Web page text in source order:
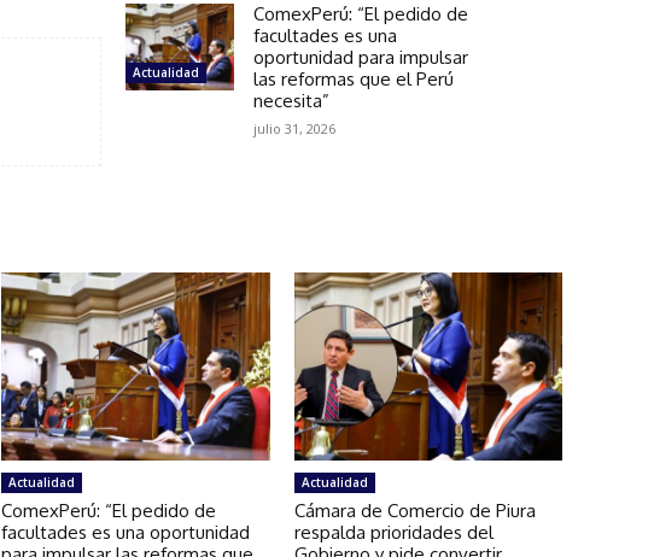
Actualidad
ComexPerú: “El pedido de
facultades es una
oportunidad para impulsar
las reformas que el Perú
necesita”
julio 31, 2026
Actualidad
ComexPerú: “El pedido de
facultades es una oportunidad
Actualidad
Cámara de Comercio de Piura
respalda prioridades del